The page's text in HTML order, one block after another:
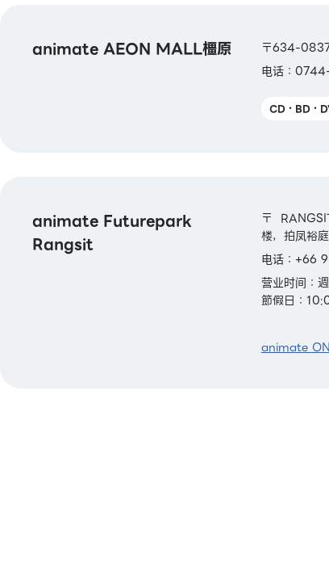
animate AEON MALL橿原
〒634-
电话：
CD・BD・
animate Futurepark
Rangsit
〒
楼，拍凤裕
电话：+66
营业时间：
節假日：
animate